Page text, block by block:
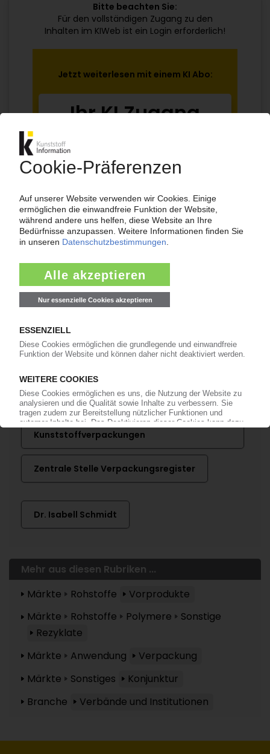
Bitte beachten Sie:
Für den vollständigen Zugang zu den
Inhalten im KIWeb ist ein Login erforderlich!
Jetzt weiterlesen mit einem KI Abo:
Ihr KI Zugang
ab99€/Monat
Jetzt kostenlos testen
Bereits KI-Abonnent? Jetzt
anmelden!
Mehr zu ...
IK - Industrievereinigung
Kunststoffverpackungen
Zentrale Stelle Verpackungsregister
Dr. Isabell Schmidt
Mehr aus diesen Rubriken ...
Märkte
Rohstoffe
Vorprodukte
Märkte
Rohstoffe Polymere
Sonstige
Rezyklate
Märkte
Anwendung
Verpackung
Märkte
Sonstiges
Konjunktur
Branche
Verbände und Institutionen